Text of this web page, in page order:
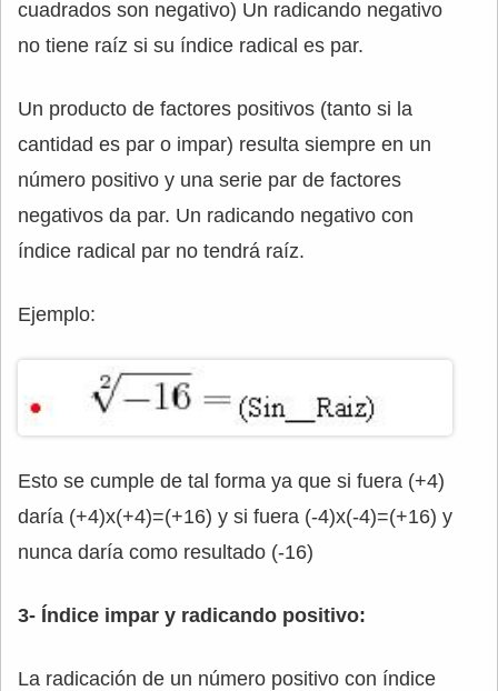
cuadrados son negativo) Un radicando negativo
no tiene raíz si su índice radical es par.
Un producto de factores positivos (tanto si la
cantidad es par o impar) resulta siempre en un
número positivo y una serie par de factores
negativos da par. Un radicando negativo con
índice radical par no tendrá raíz.
Ejemplo:
Esto se cumple de tal forma ya que si fuera (+4)
daría (+4)x(+4)=(+16) y si fuera (-4)x(-4)=(+16) y
nunca daría como resultado (-16)
3- Índice impar y radicando positivo:
La radicación de un número positivo con índice